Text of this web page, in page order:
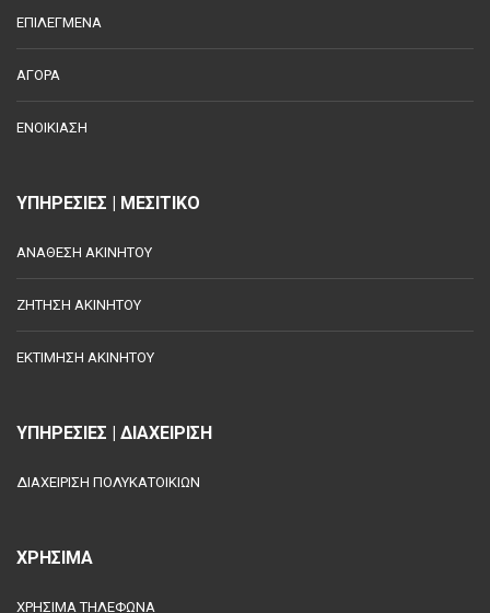
ΕΠΙΛΕΓΜΕΝΑ
ΑΓΟΡΑ
ΕΝΟΙΚΙΑΣΗ
ΥΠΗΡΕΣΙΕΣ | ΜΕΣΙΤΙΚΟ
ΑΝΑΘΕΣΗ ΑΚΙΝΗΤΟΥ
ΖΗΤΗΣΗ ΑΚΙΝΗΤΟΥ
ΕΚΤΙΜΗΣΗ ΑΚΙΝΗΤΟΥ
ΥΠΗΡΕΣΙΕΣ | ΔΙΑΧΕΙΡΙΣΗ
ΔΙΑΧΕΙΡΙΣΗ ΠΟΛΥΚΑΤΟΙΚΙΩΝ
ΧΡΗΣΙΜΑ
ΧΡΗΣΙΜΑ ΤΗΛΕΦΩΝΑ